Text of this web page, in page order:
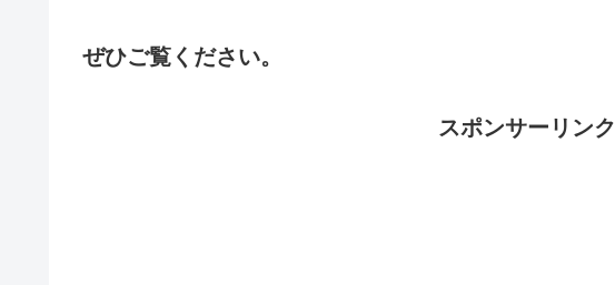
ぜひご覧ください。
スポンサーリンク